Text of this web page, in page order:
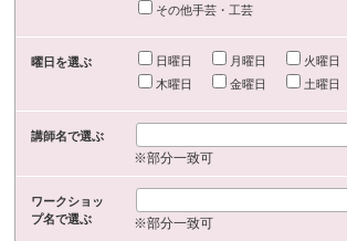
その他手芸・工芸
曜日を選ぶ 日曜日 月曜日 火曜日
木曜日
金曜日 土曜日
講師名で選ぶ
※部分一致可
ワークショッ
プ名で選ぶ
※部分一致可